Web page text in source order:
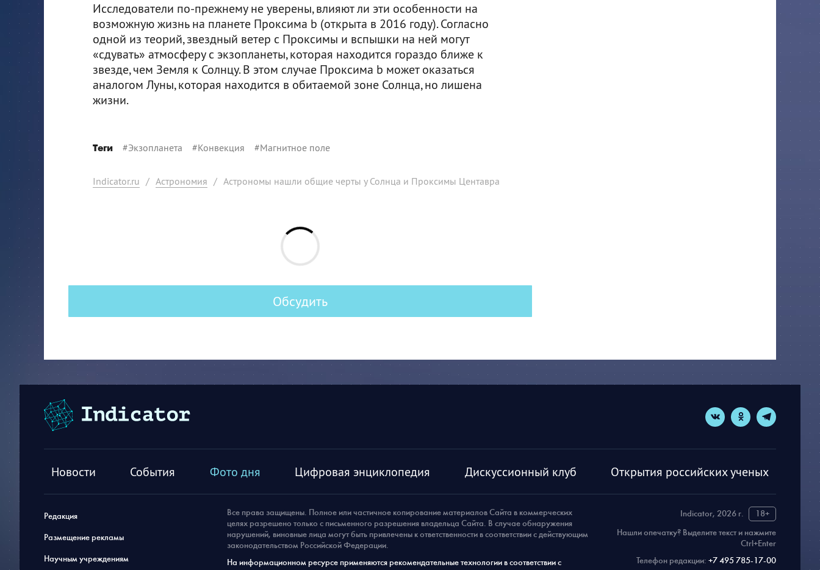
Исследователи по-прежнему не уверены, влияют ли эти особенности на
возможную жизнь на планете Проксима b (открыта в 2016 году). Согласно
одной из теорий, звездный ветер с Проксимы и вспышки на ней могут
«сдувать» атмосферу с экзопланеты, которая находится гораздо ближе к
звезде, чем Земля к Солнцу. В этом случае Проксима b может оказаться
аналогом Луны, которая находится в обитаемой зоне Солнца, но лишена
жизни.
Теги #Экзопланета #Конвекция #Магнитное поле
Indicator.ru / Астрономия / Астрономы нашли общие черты у Солнца и Проксимы Центавра
Обсудить
Новости События Фото дня Цифровая энциклопедия Дискуссионный клуб Открытия российских ученых
Редакция
Размещение рекламы
Научным учреждениям
Indicator, 2026 г.
18+
Нашли опечатку? Выделите текст и нажмите
Ctrl+Enter
Телефон редакции: +7 495 785-17-00
Все права защищены. Полное или частичное копирование материалов Сайта в коммерческих
целях разрешено только с письменного разрешения владельца Сайта. В случае обнаружения
нарушений, виновные лица могут быть привлечены к ответственности в соответствии с действующим
законодательством Российской Федерации.
На информационном ресурсе применяются рекомендательные технологии в соответствии с